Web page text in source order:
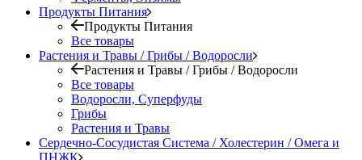
Продукты Питания
Продукты Питания
Все товары
Растения и Травы / Грибы / Водоросли
Растения и Травы / Грибы / Водоросли
Все товары
Водоросли, Суперфуды
Грибы
Растения и Травы
Сердечно-Сосудистая Система / Холестерин / Омега и
ПНЖК